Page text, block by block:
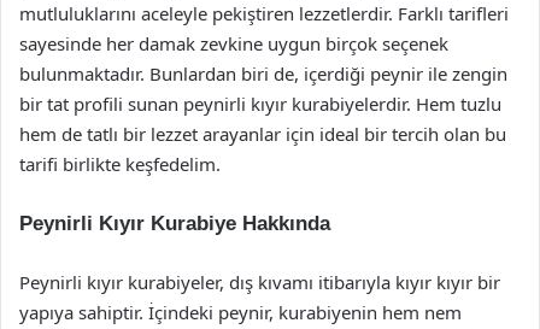
mutluluklarını aceleyle pekiştiren lezzetlerdir. Farklı tarifleri
sayesinde her damak zevkine uygun birçok seçenek
bulunmaktadır. Bunlardan biri de, içerdiği peynir ile zengin
bir tat profili sunan peynirli kıyır kurabiyelerdir. Hem tuzlu
hem de tatlı bir lezzet arayanlar için ideal bir tercih olan bu
tarifi birlikte keşfedelim.
Peynirli Kıyır Kurabiye Hakkında
Peynirli kıyır kurabiyeler, dış kıvamı itibarıyla kıyır kıyır bir
yapıya sahiptir. İçindeki peynir, kurabiyenin hem nem